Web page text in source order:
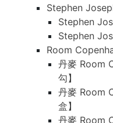
Stephen
Stephen
Stephen
Room
丹麥 Room
勾】
丹麥 Room
盒】
丹麥 Room